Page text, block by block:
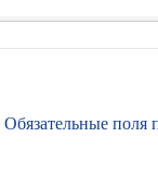
Обязательные